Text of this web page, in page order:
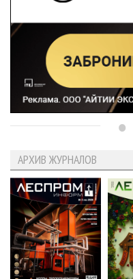
АРХИВ ЖУРНАЛОВ